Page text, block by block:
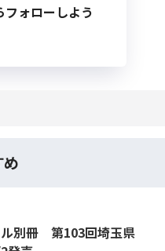
ォローしよう
ル別冊 第103回埼玉県